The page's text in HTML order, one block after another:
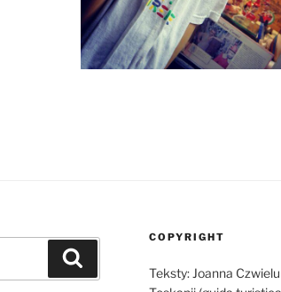
COPYRIGHT
Teksty: Joanna